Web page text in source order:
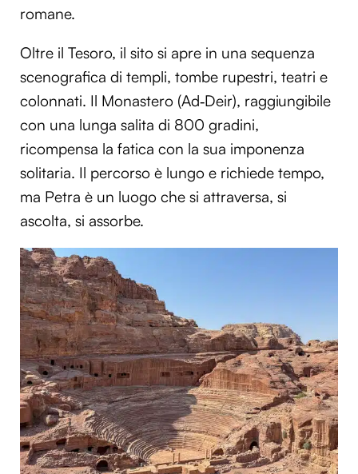
romane.
Oltre il Tesoro, il sito si apre in una sequenza
scenografica di templi, tombe rupestri, teatri e
colonnati. Il Monastero (Ad‑Deir), raggiungibile
con una lunga salita di 800 gradini,
ricompensa la fatica con la sua imponenza
solitaria. Il percorso è lungo e richiede tempo,
ma Petra è un luogo che si attraversa, si
ascolta, si assorbe.